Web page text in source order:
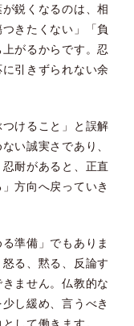
鋭くなるのは、相
きたくない」「負
がるからです。忍
引きずられない余
けること」と誤解
い誠実さであり、
耐があると、正直
方向へ戻っていき
準備」でもありま
る、黙る、反論す
ません。仏教的な
し緩め、言うべき
して働きます。